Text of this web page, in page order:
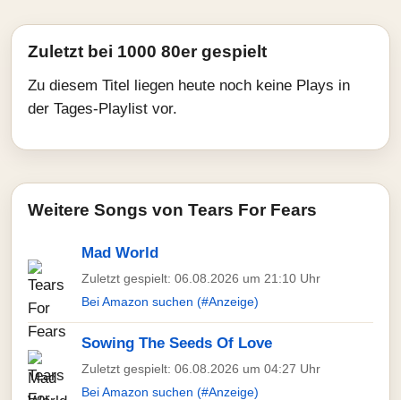
Zuletzt bei 1000 80er gespielt
Zu diesem Titel liegen heute noch keine Plays in
der Tages-Playlist vor.
Weitere Songs von Tears For Fears
Mad World
Zuletzt gespielt: 06.08.2026 um 21:10 Uhr
Bei Amazon suchen (#Anzeige)
Sowing The Seeds Of Love
Zuletzt gespielt: 06.08.2026 um 04:27 Uhr
Bei Amazon suchen (#Anzeige)